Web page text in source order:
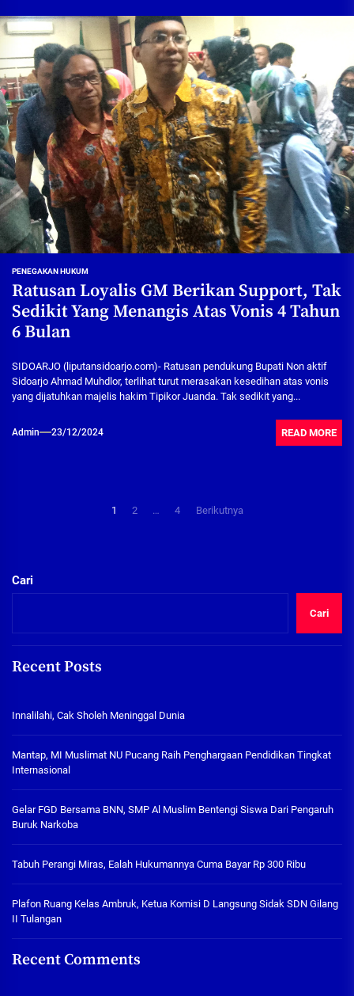
PENEGAKAN HUKUM
Ratusan Loyalis GM Berikan Support, Tak
Sedikit Yang Menangis Atas Vonis 4 Tahun
6 Bulan
SIDOARJO (liputansidoarjo.com)- Ratusan pendukung Bupati Non aktif
Sidoarjo Ahmad Muhdlor, terlihat turut merasakan kesedihan atas vonis
yang dijatuhkan majelis hakim Tipikor Juanda. Tak sedikit yang...
Admin 23/12/2024 READ MORE
1 2 … 4 Berikutnya
Cari
Cari
Recent Posts
Innalilahi, Cak Sholeh Meninggal Dunia
Mantap, MI Muslimat NU Pucang Raih Penghargaan Pendidikan Tingkat
Internasional
Gelar FGD Bersama BNN, SMP Al Muslim Bentengi Siswa Dari Pengaruh
Buruk Narkoba
Tabuh Perangi Miras, Ealah Hukumannya Cuma Bayar Rp 300 Ribu
Plafon Ruang Kelas Ambruk, Ketua Komisi D Langsung Sidak SDN Gilang
II Tulangan
Recent Comments